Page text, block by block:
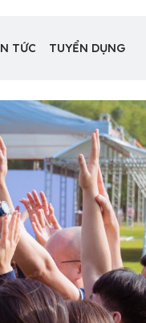
TỨC TUYỂN DỤNG